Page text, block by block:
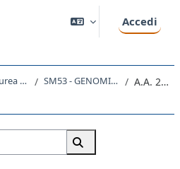
Accedi
Laurea Magistrale SM53 - GENOMICA FUNZIONALE A.A. 2022 - 2023
Cerca corsi
Cerca corsi